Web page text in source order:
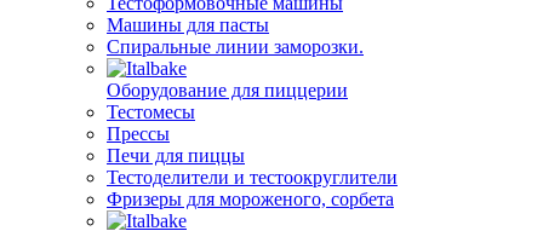
Машины для пасты
Спиральные линии заморозки.
Оборудование для пиццерии
Тестомесы
Прессы
Печи для пиццы
Тестоделители и тестоокруглители
Фризеры для мороженого, сорбета